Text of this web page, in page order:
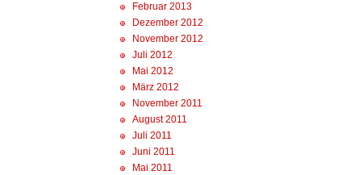
Februar 2013
Dezember 2012
November 2012
Juli 2012
Mai 2012
März 2012
November 2011
August 2011
Juli 2011
Juni 2011
Mai 2011